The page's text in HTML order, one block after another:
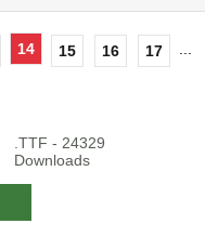
14 15 16 17
.TTF - 24329
Downloads